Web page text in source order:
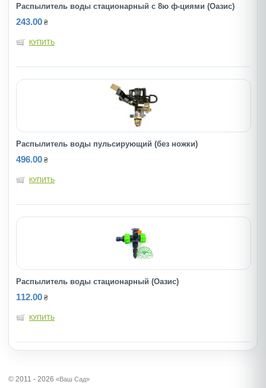
Распылитель воды стационарный с 8ю ф-циями (Оазис)
243.00 ₴
КУПИТЬ
Распылитель воды пульсирующий (без ножки)
496.00 ₴
КУПИТЬ
Распылитель воды стационарный (Оазис)
112.00 ₴
КУПИТЬ
© 2011 - 2026 «Ваш Сад»